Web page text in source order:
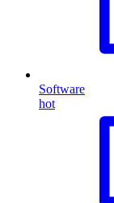
Software
hot